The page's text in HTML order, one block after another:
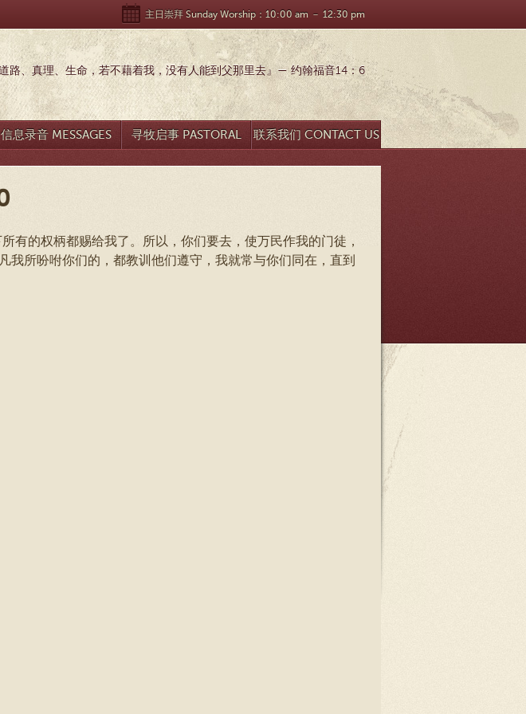
主日崇拜 Sunday Worship：10:00 am － 12:30 pm
路、真理、生命，若不藉着我，没有人能到父那里去』— 约翰福音14：6
信息录音 MESSAGES
寻牧启事 PASTORAL
SEARCH
联系我们 CONTACT US
有的权柄都赐给我了。所以，你们要去，使万民作我的门徒，
我所吩咐你们的，都教训他们遵守，我就常与你们同在，直到